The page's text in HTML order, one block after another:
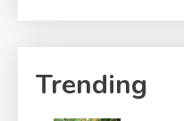
Trending